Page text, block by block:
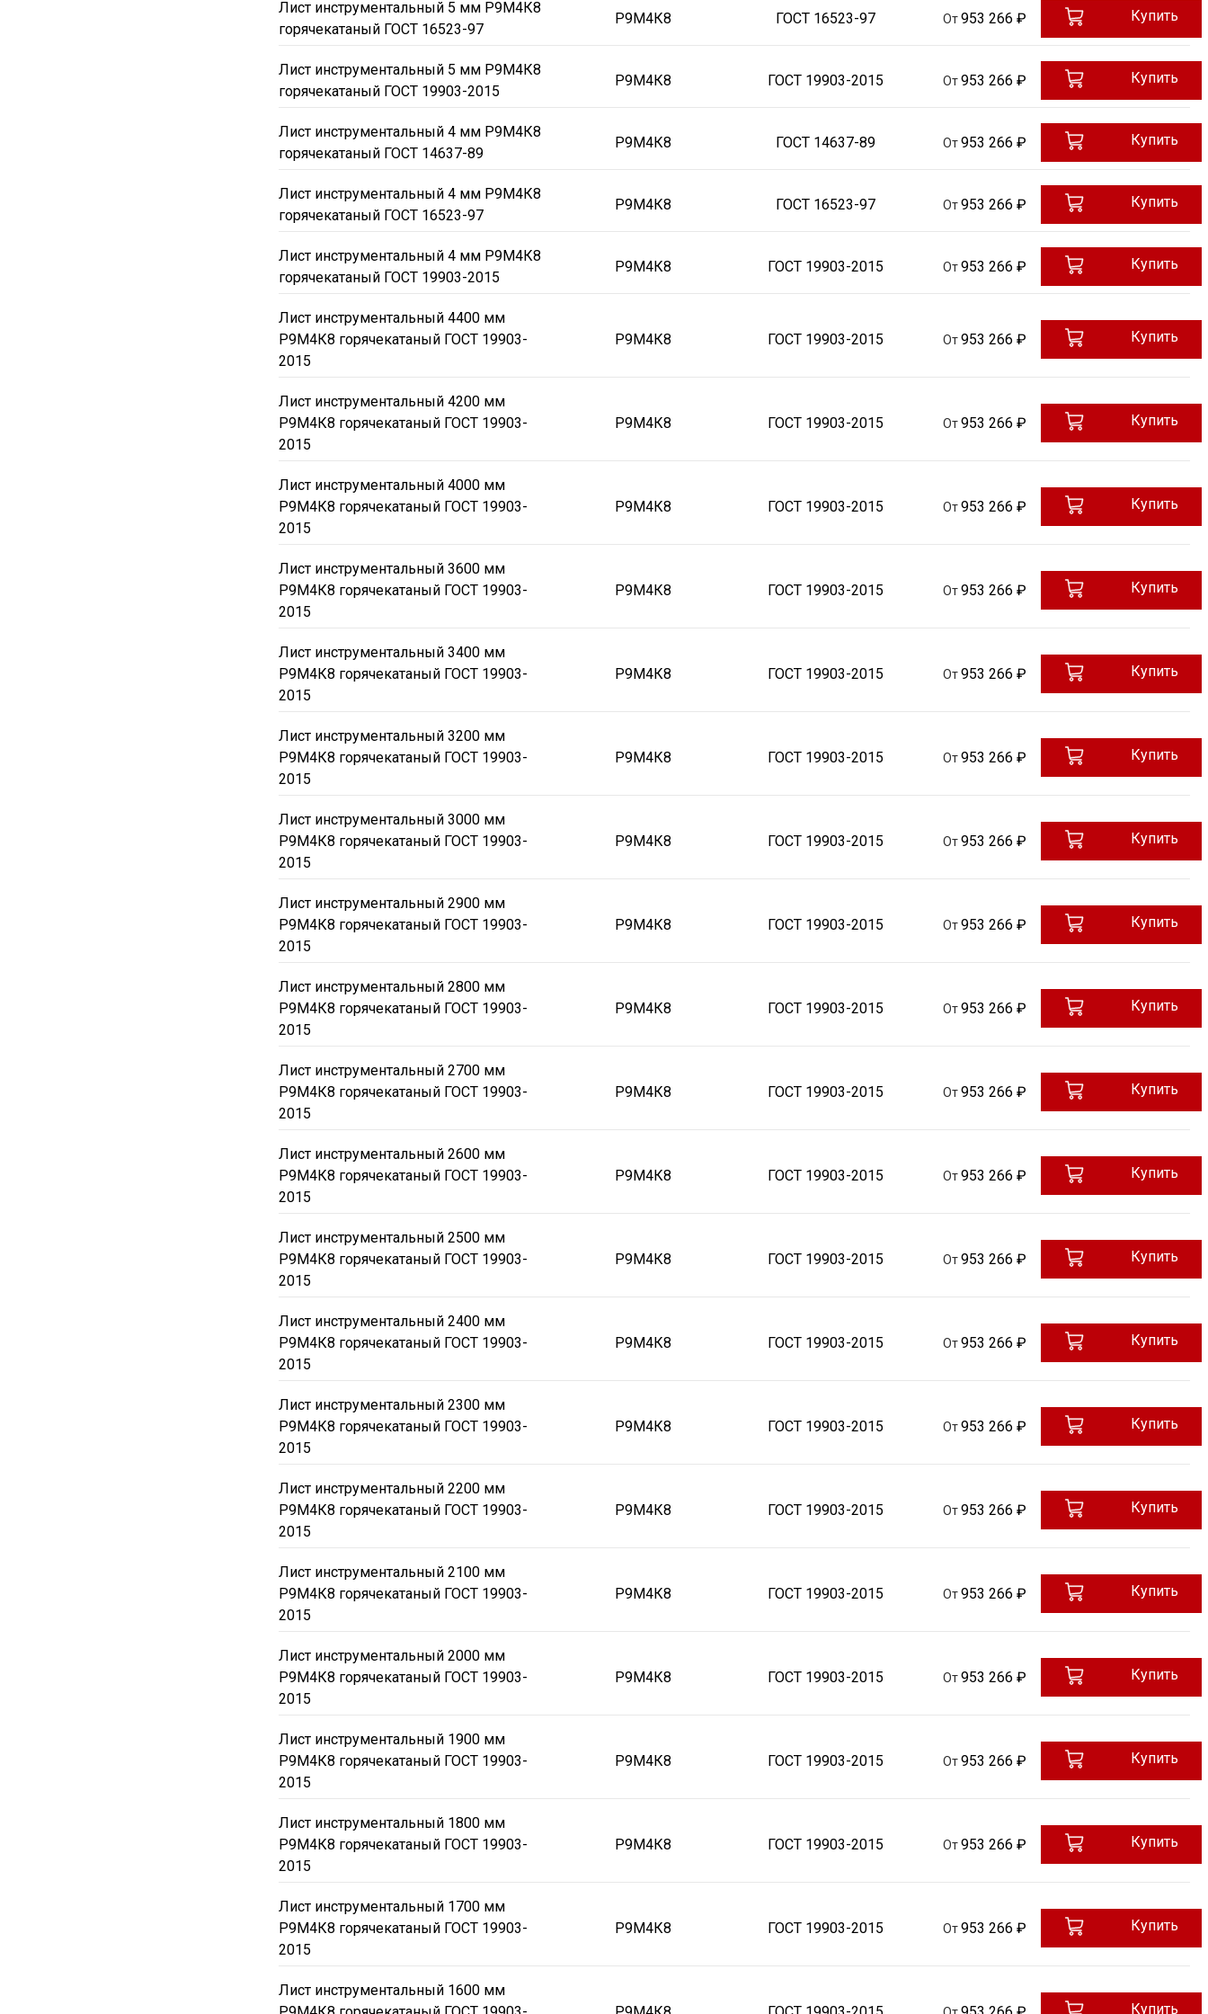
Лист инструментальный 5 мм Р9М4К8
горячекатаный ГОСТ 16523-97
Р9М4К8 ГОСТ 16523-97 От 953 266 ₽ Купить
Лист инструментальный 5 мм Р9М4К8
горячекатаный ГОСТ 19903-2015
Р9М4К8 ГОСТ 19903-2015 От 953 266 ₽ Купить
Лист инструментальный 4 мм Р9М4К8
горячекатаный ГОСТ 14637-89
Р9М4К8 ГОСТ 14637-89 От 953 266 ₽ Купить
Лист инструментальный 4 мм Р9М4К8
горячекатаный ГОСТ 16523-97
Р9М4К8 ГОСТ 16523-97 От 953 266 ₽ Купить
Лист инструментальный 4 мм Р9М4К8
горячекатаный ГОСТ 19903-2015
Р9М4К8 ГОСТ 19903-2015 От 953 266 ₽ Купить
Лист инструментальный 4400 мм
Р9М4К8 горячекатаный ГОСТ 19903-
2015
Р9М4К8 ГОСТ 19903-2015 От 953 266 ₽ Купить
Лист инструментальный 4200 мм
Р9М4К8 горячекатаный ГОСТ 19903-
2015
Р9М4К8 ГОСТ 19903-2015 От 953 266 ₽ Купить
Лист инструментальный 4000 мм
Р9М4К8 горячекатаный ГОСТ 19903-
2015
Р9М4К8 ГОСТ 19903-2015 От 953 266 ₽ Купить
Лист инструментальный 3600 мм
Р9М4К8 горячекатаный ГОСТ 19903-
2015
Р9М4К8 ГОСТ 19903-2015 От 953 266 ₽ Купить
Лист инструментальный 3400 мм
Р9М4К8 горячекатаный ГОСТ 19903-
2015
Р9М4К8 ГОСТ 19903-2015 От 953 266 ₽ Купить
Лист инструментальный 3200 мм
Р9М4К8 горячекатаный ГОСТ 19903-
2015
Р9М4К8 ГОСТ 19903-2015 От 953 266 ₽ Купить
Лист инструментальный 3000 мм
Р9М4К8 горячекатаный ГОСТ 19903-
2015
Р9М4К8 ГОСТ 19903-2015 От 953 266 ₽ Купить
Лист инструментальный 2900 мм
Р9М4К8 горячекатаный ГОСТ 19903-
2015
Р9М4К8 ГОСТ 19903-2015 От 953 266 ₽ Купить
Лист инструментальный 2800 мм
Р9М4К8 горячекатаный ГОСТ 19903-
2015
Р9М4К8 ГОСТ 19903-2015 От 953 266 ₽ Купить
Лист инструментальный 2700 мм
Р9М4К8 горячекатаный ГОСТ 19903-
2015
Р9М4К8 ГОСТ 19903-2015 От 953 266 ₽ Купить
Лист инструментальный 2600 мм
Р9М4К8 горячекатаный ГОСТ 19903-
2015
Р9М4К8 ГОСТ 19903-2015 От 953 266 ₽ Купить
Лист инструментальный 2500 мм
Р9М4К8 горячекатаный ГОСТ 19903-
2015
Р9М4К8 ГОСТ 19903-2015 От 953 266 ₽ Купить
Лист инструментальный 2400 мм
Р9М4К8 горячекатаный ГОСТ 19903-
2015
Р9М4К8 ГОСТ 19903-2015 От 953 266 ₽ Купить
Лист инструментальный 2300 мм
Р9М4К8 горячекатаный ГОСТ 19903-
2015
Р9М4К8 ГОСТ 19903-2015 От 953 266 ₽ Купить
Лист инструментальный 2200 мм
Р9М4К8 горячекатаный ГОСТ 19903-
2015
Р9М4К8 ГОСТ 19903-2015 От 953 266 ₽ Купить
Лист инструментальный 2100 мм
Р9М4К8 горячекатаный ГОСТ 19903-
2015
Р9М4К8 ГОСТ 19903-2015 От 953 266 ₽ Купить
Лист инструментальный 2000 мм
Р9М4К8 горячекатаный ГОСТ 19903-
2015
Р9М4К8 ГОСТ 19903-2015 От 953 266 ₽ Купить
Лист инструментальный 1900 мм
Р9М4К8 горячекатаный ГОСТ 19903-
2015
Р9М4К8 ГОСТ 19903-2015 От 953 266 ₽ Купить
Лист инструментальный 1800 мм
Р9М4К8 горячекатаный ГОСТ 19903-
2015
Р9М4К8 ГОСТ 19903-2015 От 953 266 ₽ Купить
Лист инструментальный 1700 мм
Р9М4К8 горячекатаный ГОСТ 19903-
2015
Р9М4К8 ГОСТ 19903-2015 От 953 266 ₽ Купить
Лист инструментальный 1600 мм
Купить